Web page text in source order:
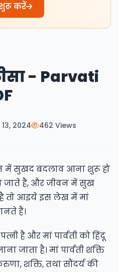
करें
- Parvati
2024 462 Views
में सुखद बदलाव आना शुरू हो
जाते हैं, और जीवन में सुख
है तो आइये इस लेख में मां
हैं।
है और मां पार्वती को हिंदू
जाता है। मां पार्वती शक्ति
शक्ति, तथा सौंदर्य की